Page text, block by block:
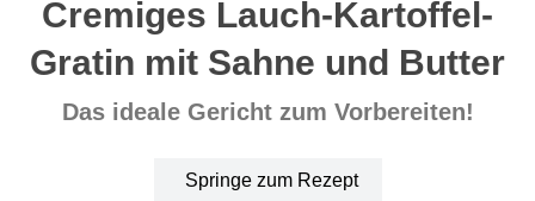
Cremiges Lauch-Kartoffel-
Gratin mit Sahne und Butter
Das ideale Gericht zum Vorbereiten!
Springe zum Rezept